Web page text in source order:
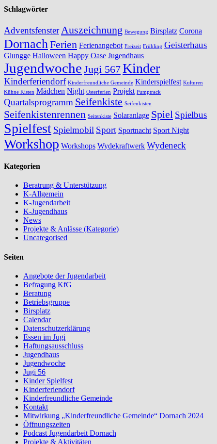
Schlagwörter
Adventsfenster Auszeichnung Bewegung Birsplatz Corona
Dornach Ferien Ferienangebot Freizeit Frühling Geisterhaus
Glungge Halloween Happy Oase Jugendhaus
Jugendwoche Jugi 567Kinder
Kinderferiendorf Kinderfreundliche Gemeinde Kinderspielfest Kulturen
Kühne Kisten Mädchen Night Osterferien Projekt Pumptrack
Quartalsprogramm Seifenkiste Seifenkisten
Seifenkistenrennen Seitenkiste Solaranlage Spiel Spielbus
Spielfest Spielmobil Sport Sportnacht Sport Night
Workshop Workshops Wydekraftwerk Wydeneck
Kategorien
Beratrung & Unterstützung
K-Allgemein
K-Jugendarbeit
K-Jugendhaus
News
Projekte & Anlässe (Kategorie)
Uncategorised
Seiten
Angebote der Jugendarbeit
Befragung KfG
Beratung
Betriebsgruppe
Birsplatz
Calendar
Datenschutzerklärung
Essen im Jugi
Haftungsausschluss
Jugendhaus
Jugendwoche
Jugi 56
Kinder Spielfest
Kinderferiendorf
Kinderfreundliche Gemeinde
Kontakt
Mitwirkung „Kinderfreundliche Gemeinde“ Dornach 2024
Öffnungszeiten
Podcast Jugendarbeit Dornach
Projekte & Aktivitäten